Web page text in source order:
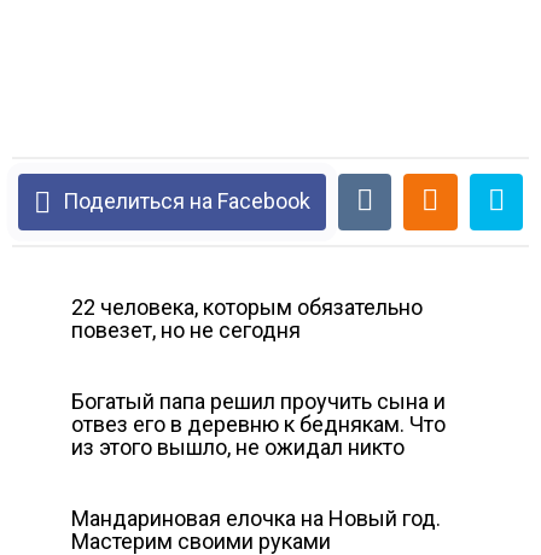
Поделиться на Facebook
22 человека, которым обязательно
повезет, но не сегодня
Богатый папа решил проучить сына и
отвез его в деревню к беднякам. Что
из этого вышло, не ожидал никто
Мандариновая елочка на Новый год.
Мастерим своими руками